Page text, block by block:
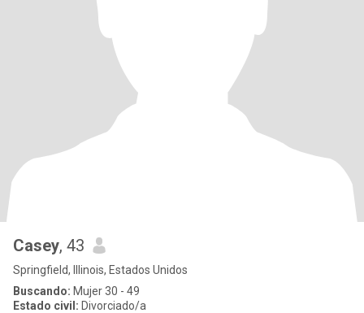
Casey, 43
Springfield, Illinois, Estados Unidos
Buscando: Mujer 30 - 49
Estado civil: Divorciado/a